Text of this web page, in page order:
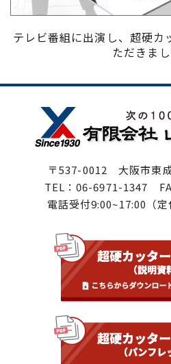
テレビ番組に出演し、超硬カ
ただきまし
〒537-0012 大阪市東
TEL：06-6971-1347
電話受付9:00~17:00（定